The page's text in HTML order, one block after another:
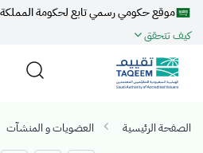
موقع حكومي رسمي تابع لحكومة المملكة
كيف تتحقق
الصفحة الرئيسية العضويات و المنشآت